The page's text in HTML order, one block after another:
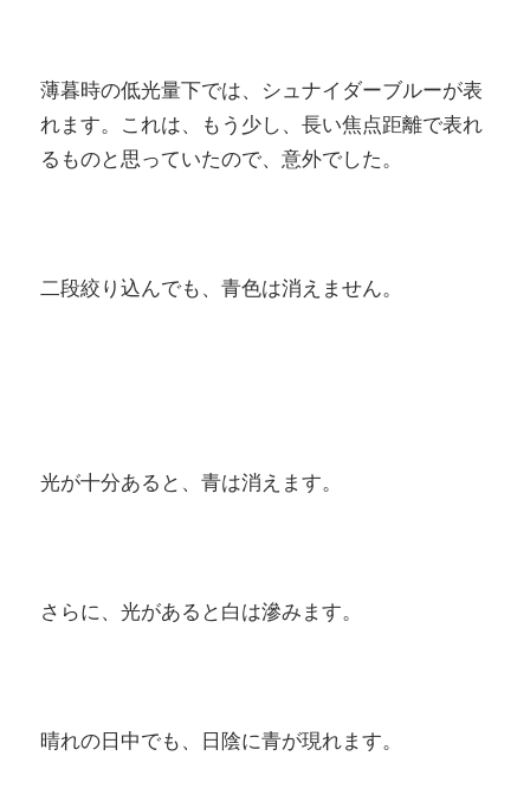
薄暮時の低光量下では、シュナイダーブルーが表
れます。これは、もう少し、長い焦点距離で表れ
るものと思っていたので、意外でした。
二段絞り込んでも、青色は消えません。
光が十分あると、青は消えます。
さらに、光があると白は滲みます。
晴れの日中でも、日陰に青が現れます。